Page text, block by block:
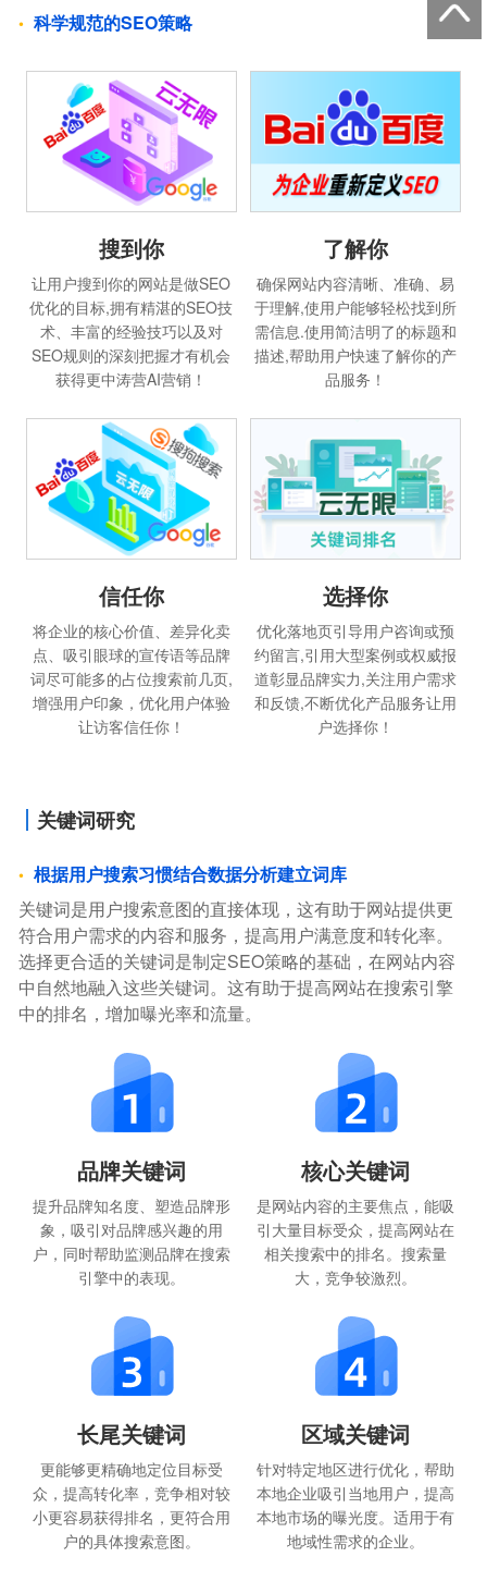
科学规范的SEO策略
搜到你
让用户搜到你的网站是做SEO
优化的目标,拥有精湛的SEO技
术、丰富的经验技巧以及对
SEO规则的深刻把握才有机会
获得更中涛营AI营销！
了解你
确保网站内容清晰、准确、易
于理解,使用户能够轻松找到所
需信息.使用简洁明了的标题和
描述,帮助用户快速了解你的产
品服务！
信任你
将企业的核心价值、差异化卖
点、吸引眼球的宣传语等品牌
词尽可能多的占位搜索前几页,
增强用户印象，优化用户体验
让访客信任你！
选择你
优化落地页引导用户咨询或预
约留言,引用大型案例或权威报
道彰显品牌实力,关注用户需求
和反馈,不断优化产品服务让用
户选择你！
关键词研究
根据用户搜索习惯结合数据分析建立词库
关键词是用户搜索意图的直接体现，这有助于网站提供更
符合用户需求的内容和服务，提高用户满意度和转化率。
选择更合适的关键词是制定SEO策略的基础，在网站内容
中自然地融入这些关键词。这有助于提高网站在搜索引擎
中的排名，增加曝光率和流量。
品牌关键词
提升品牌知名度、塑造品牌形
象，吸引对品牌感兴趣的用
户，同时帮助监测品牌在搜索
引擎中的表现。
核心关键词
是网站内容的主要焦点，能吸
引大量目标受众，提高网站在
相关搜索中的排名。搜索量
大，竞争较激烈。
长尾关键词
更能够更精确地定位目标受
众，提高转化率，竞争相对较
小更容易获得排名，更符合用
户的具体搜索意图。
区域关键词
针对特定地区进行优化，帮助
本地企业吸引当地用户，提高
本地市场的曝光度。适用于有
地域性需求的企业。